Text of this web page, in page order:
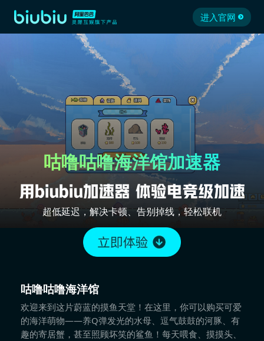
进入官网
咕噜咕噜海洋馆加速器
超低延迟，解决卡顿、告别掉线，轻松联机
咕噜咕噜海洋馆
欢迎来到这片蔚蓝的摸鱼天堂！在这里，你可以购买可爱
的海洋萌物——养Q弹发光的水母、逗气鼓鼓的河豚、有
趣的寄居蟹，甚至照顾坏笑的鲨鱼！每天喂食、摸摸头、